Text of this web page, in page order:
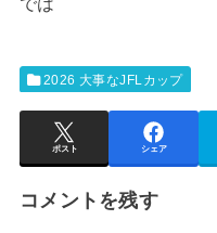
2026 大事なJFLカップ
ポスト シェア
コメントを残す